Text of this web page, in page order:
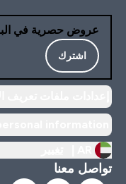
عروض حصرية في
اشترك
تواصل معنا